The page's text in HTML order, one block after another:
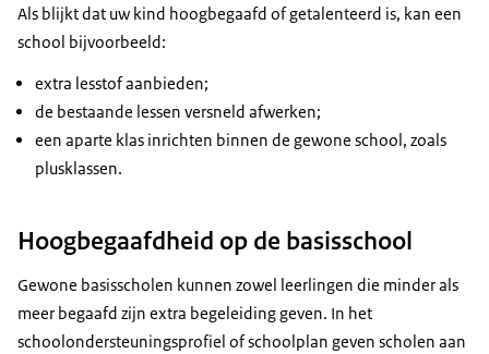
Als blijkt dat uw kind hoogbegaafd of getalenteerd is, kan een
school bijvoorbeeld:
extra lesstof aanbieden;
de bestaande lessen versneld afwerken;
een aparte klas inrichten binnen de gewone school, zoals
plusklassen.
Hoogbegaafdheid op de basisschool
Gewone basisscholen kunnen zowel leerlingen die minder als
meer begaafd zijn extra begeleiding geven. In het
schoolondersteuningsprofiel of schoolplan geven scholen aan